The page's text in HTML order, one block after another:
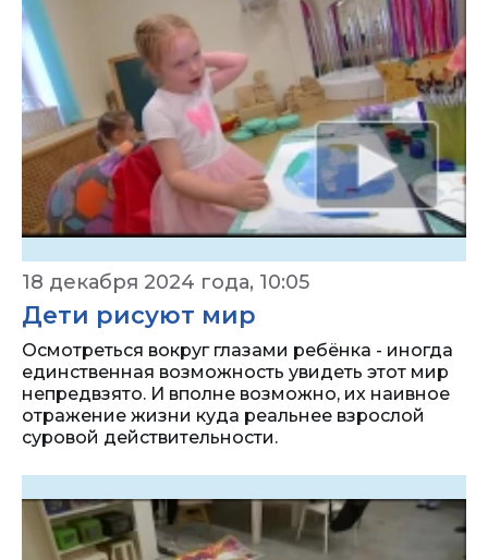
18 декабря 2024 года, 10:05
Дети рисуют мир
Осмотреться вокруг глазами ребёнка - иногда
единственная возможность увидеть этот мир
непредвзято. И вполне возможно, их наивное
отражение жизни куда реальнее взрослой
суровой действительности.